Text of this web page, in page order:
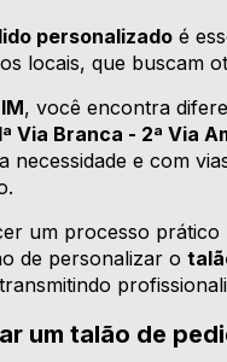
personalizado é
locais, que buscam
, você encontra
Via Branca - 2ª Via
necessidade e com
um processo
de personalizar o
um talão de